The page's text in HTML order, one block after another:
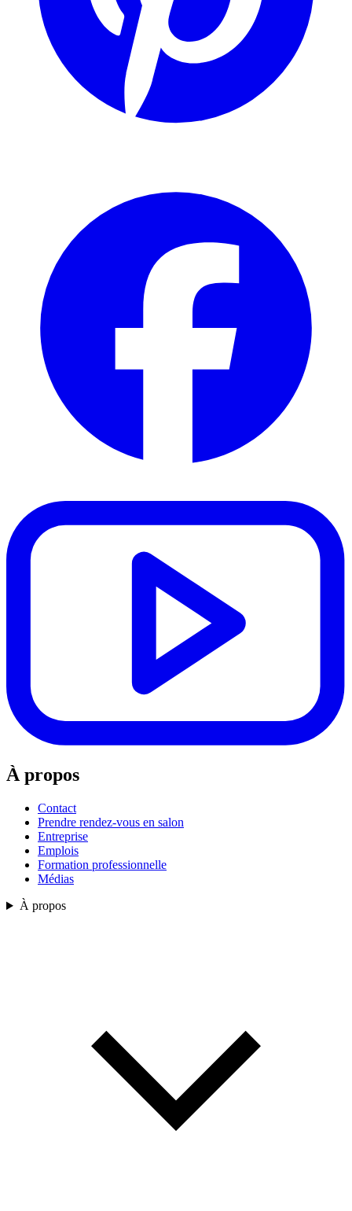
À propos
Contact
Prendre rendez-vous en salon
Entreprise
Emplois
Formation professionnelle
Médias
À propos